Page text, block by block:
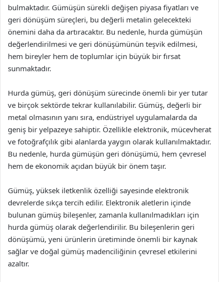
bulmaktadır. Gümüşün sürekli değişen piyasa fiyatları ve
geri dönüşüm süreçleri, bu değerli metalin gelecekteki
önemini daha da artıracaktır. Bu nedenle, hurda gümüşün
değerlendirilmesi ve geri dönüşümünün teşvik edilmesi,
hem bireyler hem de toplumlar için büyük bir fırsat
sunmaktadır.
Hurda gümüş, geri dönüşüm sürecinde önemli bir yer tutar
ve birçok sektörde tekrar kullanılabilir. Gümüş, değerli bir
metal olmasının yanı sıra, endüstriyel uygulamalarda da
geniş bir yelpazeye sahiptir. Özellikle elektronik, mücevherat
ve fotoğrafçılık gibi alanlarda yaygın olarak kullanılmaktadır.
Bu nedenle, hurda gümüşün geri dönüşümü, hem çevresel
hem de ekonomik açıdan büyük bir önem taşır.
Gümüş, yüksek iletkenlik özelliği sayesinde elektronik
devrelerde sıkça tercih edilir. Elektronik aletlerin içinde
bulunan gümüş bileşenler, zamanla kullanılmadıkları için
hurda gümüş olarak değerlendirilir. Bu bileşenlerin geri
dönüşümü, yeni ürünlerin üretiminde önemli bir kaynak
sağlar ve doğal gümüş madenciliğinin çevresel etkilerini
azaltır.